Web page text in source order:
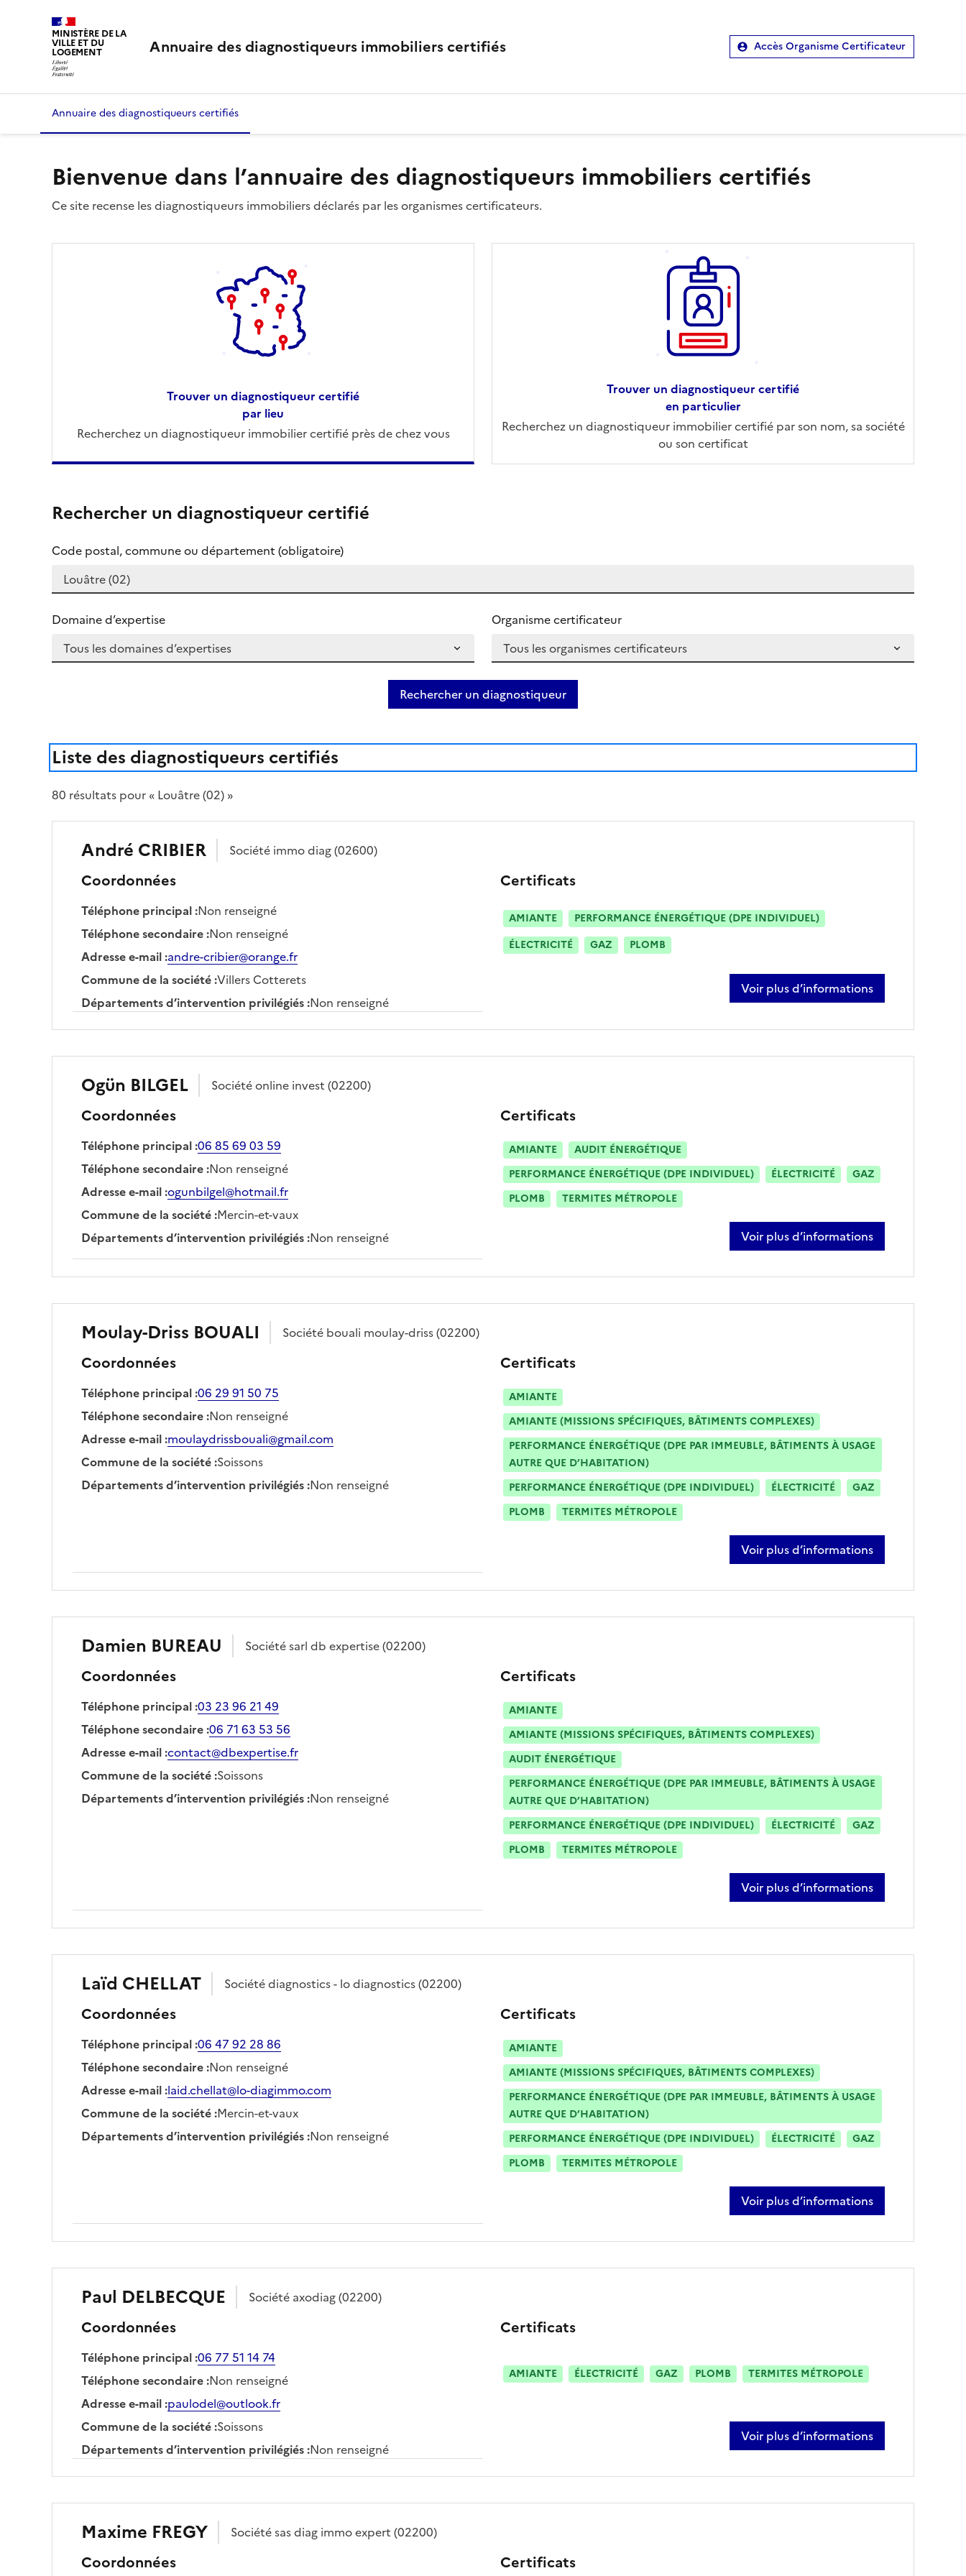
MINISTÈRE DE LA
VILLE ET DU
LOGEMENT Annuaire des diagnostiqueurs immobiliers certifiés Accès Organisme Certificateur
Annuaire des diagnostiqueurs certifiés
Bienvenue dans l’annuaire des diagnostiqueurs immobiliers certifiés
Ce site recense les diagnostiqueurs immobiliers déclarés par les organismes certificateurs.
Trouver un diagnostiqueur certifié
par lieu
Recherchez un diagnostiqueur immobilier certifié près de chez vous
Trouver un diagnostiqueur certifié
en particulier
Recherchez un diagnostiqueur immobilier certifié par son nom, sa société
ou son certificat
Rechercher un diagnostiqueur certifié
Code postal, commune ou département (obligatoire)
Domaine d’expertise Organisme certificateur
Rechercher un diagnostiqueur
Liste des diagnostiqueurs certifiés
80 résultats pour « Louâtre (02) »
André CRIBIER Société immo diag(02600)
Coordonnées
Téléphone principal:Non renseigné
Téléphone secondaire:Non renseigné
Adresse e-mail:andre-cribier@orange.fr
Commune de la société:Villers Cotterets
Départements d’intervention privilégiés:Non renseigné
Certificats
AMIANTE
PERFORMANCE ÉNERGÉTIQUE (DPE INDIVIDUEL)
ÉLECTRICITÉ
GAZ PLOMB
Voir plus d’informations
sur andré cribier
Ogün BILGEL Sociétéonline invest (02200)
Coordonnées
Téléphone principal:06 85 69 03 59
Téléphone secondaire:Non renseigné
Adresse e-mail:ogunbilgel@hotmail.fr
Commune de la société:Mercin-et-vaux
Départements d’intervention privilégiés:Non renseigné
Certificats
AMIANTE
AUDIT ÉNERGÉTIQUE
PERFORMANCE ÉNERGÉTIQUE (DPE INDIVIDUEL)
ÉLECTRICITÉ
GAZ
PLOMB
TERMITES MÉTROPOLE
Voir plus d’informations
sur ogün bilgel
Moulay-Driss BOUALI Société bouali moulay-driss(02200)
Coordonnées
Téléphone principal:06 29 91 50 75
Téléphone secondaire:Non renseigné
Adresse e-mail:moulaydrissbouali@gmail.com
Commune de la société:Soissons
Départements d’intervention privilégiés:Non renseigné
Certificats
AMIANTE
AMIANTE (MISSIONS SPÉCIFIQUES, BÂTIMENTS COMPLEXES)
PERFORMANCE ÉNERGÉTIQUE (DPE PAR IMMEUBLE, BÂTIMENTS À USAGE
AUTRE QUE D’HABITATION)
PERFORMANCE ÉNERGÉTIQUE (DPE INDIVIDUEL)
ÉLECTRICITÉ
GAZ
PLOMB
TERMITES MÉTROPOLE
Voir plus d’informations
sur moulay-driss bouali
Damien BUREAU Sociétésarl db expertise(02200)
Coordonnées
Téléphone principal:03 23 96 21 49
Téléphone secondaire:06 71 63 53 56
Adresse e-mail:contact@dbexpertise.fr
Commune de la société:Soissons
Départements d’intervention privilégiés:Non renseigné
Certificats
AMIANTE
AMIANTE (MISSIONS SPÉCIFIQUES, BÂTIMENTS COMPLEXES)
AUDIT ÉNERGÉTIQUE
PERFORMANCE ÉNERGÉTIQUE (DPE PAR IMMEUBLE, BÂTIMENTS À USAGE
AUTRE QUE D’HABITATION)
PERFORMANCE ÉNERGÉTIQUE (DPE INDIVIDUEL)
ÉLECTRICITÉ
GAZ
PLOMB
TERMITES MÉTROPOLE
Voir plus d’informations
sur damien bureau
Laïd CHELLAT Sociétédiagnostics - lo diagnostics(02200)
Coordonnées
Téléphone principal:06 47 92 28 86
Téléphone secondaire:Non renseigné
Adresse e-mail:laid.chellat@lo-diagimmo.com
Commune de la société:Mercin-et-vaux
Départements d’intervention privilégiés:Non renseigné
Certificats
AMIANTE
AMIANTE (MISSIONS SPÉCIFIQUES, BÂTIMENTS COMPLEXES)
PERFORMANCE ÉNERGÉTIQUE (DPE PAR IMMEUBLE, BÂTIMENTS À USAGE
AUTRE QUE D’HABITATION)
PERFORMANCE ÉNERGÉTIQUE (DPE INDIVIDUEL)
ÉLECTRICITÉ
GAZ
PLOMB
TERMITES MÉTROPOLE
Voir plus d’informations
sur laïd chellat
Paul DELBECQUE Société axodiag(02200)
Coordonnées
Téléphone principal:06 77 51 14 74
Téléphone secondaire:Non renseigné
Adresse e-mail:paulodel@outlook.fr
Commune de la société:Soissons
Départements d’intervention privilégiés:Non renseigné
Certificats
AMIANTE ÉLECTRICITÉ GAZ PLOMB TERMITES MÉTROPOLE
Voir plus d’informations
sur paul delbecque
Maxime FREGY Sociétésas diag immo expert (02200)
Coordonnées Certificats